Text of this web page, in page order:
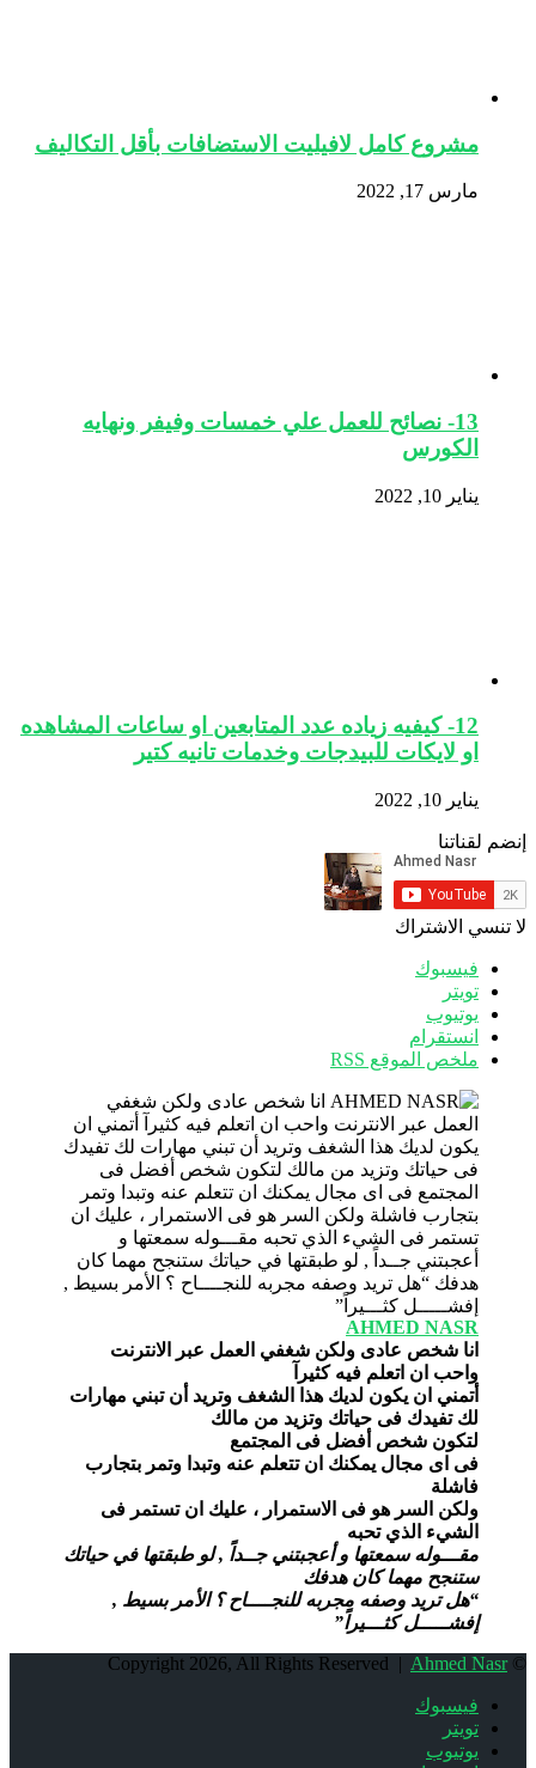
مشروع كامل لافيليت الاستضافات بأقل التكاليف
مارس 17, 2022
13- نصائح للعمل علي خمسات وفيفر ونهايه
الكورس
يناير 10, 2022
12- كيفيه زياده عدد المتابعين او ساعات المشاهده
او لايكات للبيدجات وخدمات تانيه كتير
يناير 10, 2022
إنضم لقناتنا
لا تنسي الاشتراك
فيسبوك
تويتر
يوتيوب
انستقرام
ملخص الموقع RSS
AHMED NASR
انا شخص عادى ولكن شغفي العمل عبر الانترنت
واحب ان اتعلم فيه كثيرآ
أتمني ان يكون لديك هذا الشغف وتريد أن تبني مهارات
لك تفيدك فى حياتك وتزيد من مالك
لتكون شخص أفضل فى المجتمع
فى اى مجال يمكنك ان تتعلم عنه وتبدا وتمر بتجارب
فاشلة
ولكن السر هو فى الاستمرار ، عليك ان تستمر فى
الشيء الذي تحبه
مقـــوله سمعتها و أعجبتني جــداً , لو طبقتها في حياتك
ستنجح مهما كان هدفك
“هل تريد وصفه مجربه للنجــــاح ؟ الأمر بسيط ,
إفشـــــل كثـــيراً”
© Copyright 2026, All Rights Reserved |
Ahmed Nasr
فيسبوك
تويتر
يوتيوب